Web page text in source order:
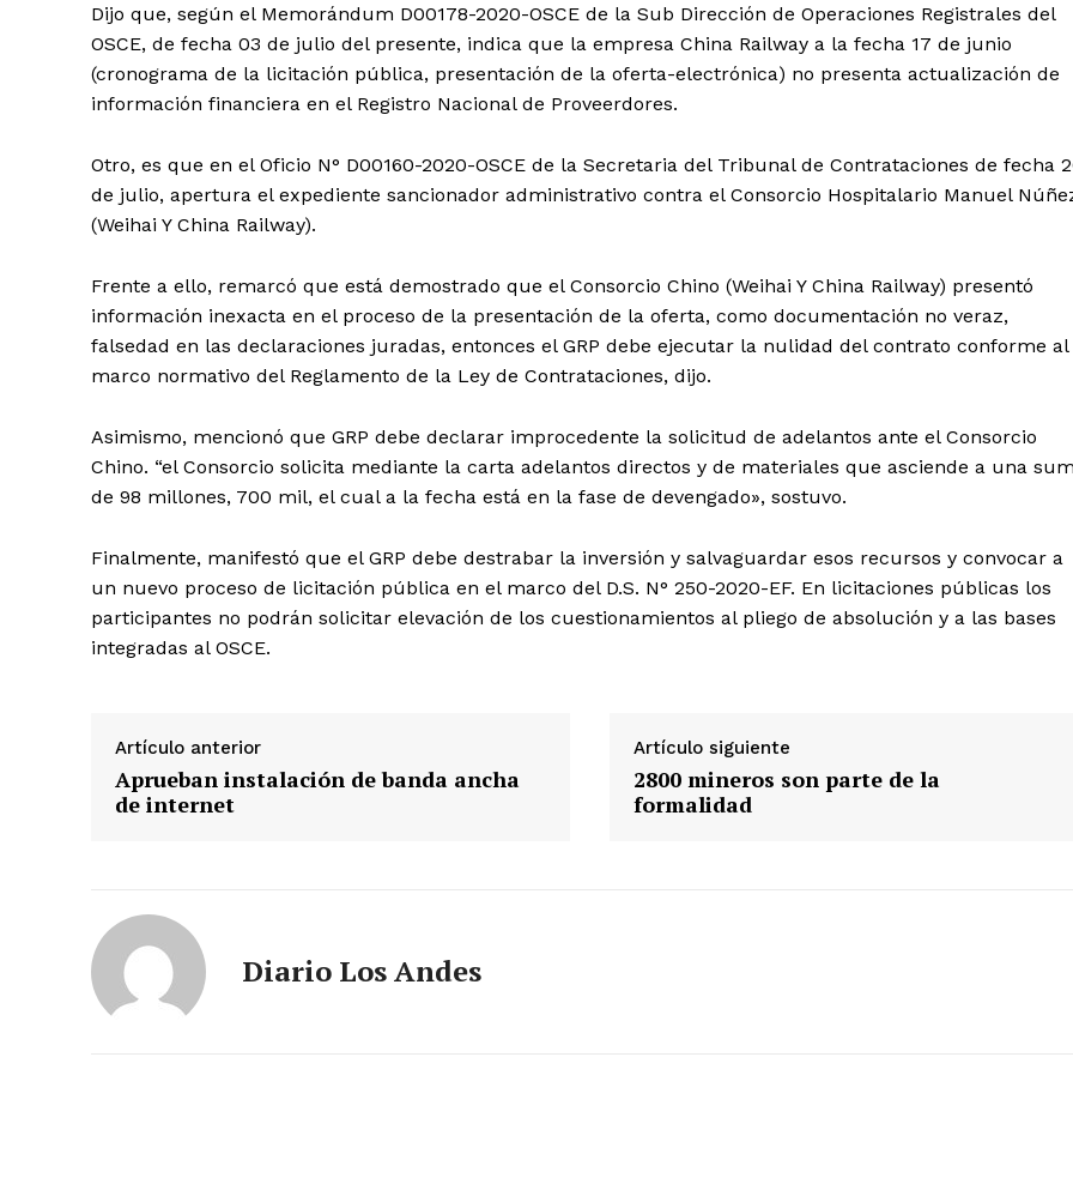
Diario los Andes
Prensa
Dijo que, según el Memorándum D00178-2020-OSCE de la Sub Dirección de Operaciones Registrales del
OSCE, de fecha 03 de julio del presente, indica que la empresa China Railway a la fecha 17 de junio
(cronograma de la licitación pública, presentación de la oferta-electrónica) no presenta actualización de
información financiera en el Registro Nacional de Proveerdores.
Otro, es que en el Oficio N° D00160-2020-OSCE de la Secretaria del Tribunal de Contrataciones de fecha
de julio, apertura el expediente sancionador administrativo contra el Consorcio Hospitalario Manuel
(Weihai Y China Railway).
Frente a ello, remarcó que está demostrado que el Consorcio Chino (Weihai Y China Railway) presentó
información inexacta en el proceso de la presentación de la oferta, como documentación no veraz,
falsedad en las declaraciones juradas, entonces el GRP debe ejecutar la nulidad del contrato conforme al
marco normativo del Reglamento de la Ley de Contrataciones, dijo.
Asimismo, mencionó que GRP debe declarar improcedente la solicitud de adelantos ante el Consorcio
Chino. “el Consorcio solicita mediante la carta adelantos directos y de materiales que asciende a una
de 98 millones, 700 mil, el cual a la fecha está en la fase de devengado», sostuvo.
Finalmente, manifestó que el GRP debe destrabar la inversión y salvaguardar esos recursos y convocar a
un nuevo proceso de licitación pública en el marco del D.S. N° 250-2020-EF. En licitaciones públicas los
participantes no podrán solicitar elevación de los cuestionamientos al pliego de absolución y a las bases
integradas al OSCE.
Artículo anterior
Aprueban instalación de banda ancha
de internet
Artículo siguiente
2800 mineros son parte de la
formalidad
Diario Los Andes